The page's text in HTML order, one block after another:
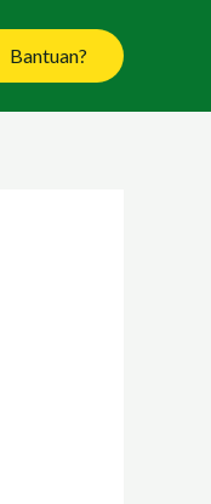
Bantuan?